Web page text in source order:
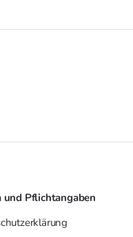
und Pflichtangaben